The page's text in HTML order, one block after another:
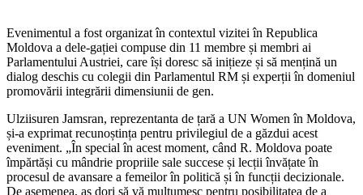
Evenimentul a fost organizat în con­textul vizitei în Republica
Moldova a dele-gației compuse din 11 membre și membri ai
Parlamentului Austriei, care își doresc să inițieze și să mențină un
dialog deschis cu colegii din Parlamentul RM și experții în domeniul
promovării integrării dimen­siunii de gen.
Ulziisuren Jamsran, reprezentanta de țară a UN Women în Moldova,
și-a expri­mat recunoștința pentru privilegiul de a găzdui acest
eveniment. „În special în acest moment, când R. Moldova poate
împărtăși cu mândrie propriile sale succese și lecții învățate în
procesul de avansare a femei­lor în politică și în funcții decizionale.
De asemenea, aș dori să vă mulțumesc pen­tru posibilitatea de a